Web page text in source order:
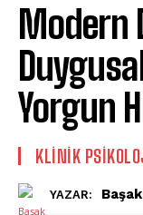
Modern
Yorgun
KLINIK
YAZAR: